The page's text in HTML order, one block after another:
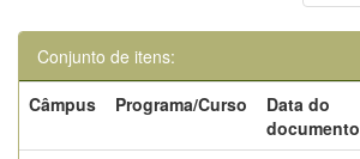
Conjunto de itens:
Câmpus
Programa/Curso
Data do
documento